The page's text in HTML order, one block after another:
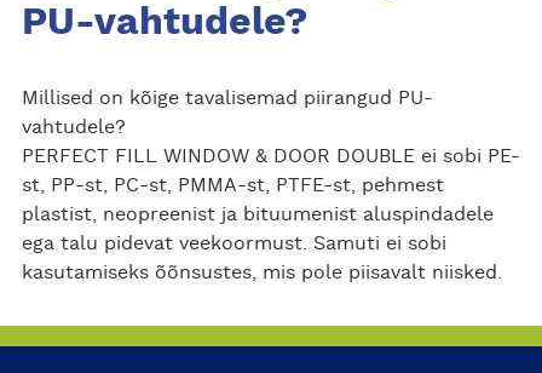
PU-vahtudele?
Millised on kõige tavalisemad piirangud PU-
vahtudele?
PERFECT FILL WINDOW & DOOR DOUBLE ei sobi PE-
st, PP-st, PC-st, PMMA-st, PTFE-st, pehmest
plastist, neopreenist ja bituumenist aluspindadele
ega talu pidevat veekoormust. Samuti ei sobi
kasutamiseks õõnsustes, mis pole piisavalt niisked.